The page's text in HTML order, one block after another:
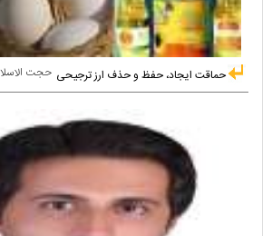
حجت حماقت ایجاد، حفظ و حذف ارز ترجیحی